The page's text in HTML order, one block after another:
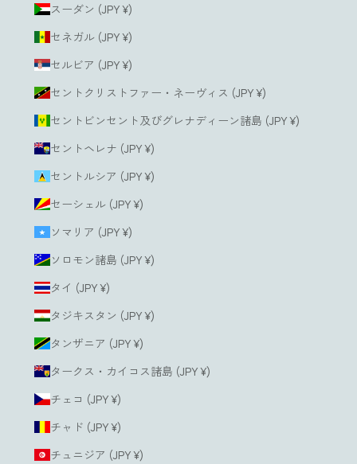
スーダン (JPY ¥)
セネガル (JPY ¥)
セルビア (JPY ¥)
セントクリストファー・ネーヴィス (JPY ¥)
セントビンセント及びグレナディーン諸島 (JPY ¥)
セントヘレナ (JPY ¥)
セントルシア (JPY ¥)
セーシェル (JPY ¥)
ソマリア (JPY ¥)
ソロモン諸島 (JPY ¥)
タイ (JPY ¥)
タジキスタン (JPY ¥)
タンザニア (JPY ¥)
タークス・カイコス諸島 (JPY ¥)
チェコ (JPY ¥)
チャド (JPY ¥)
チュニジア (JPY ¥)